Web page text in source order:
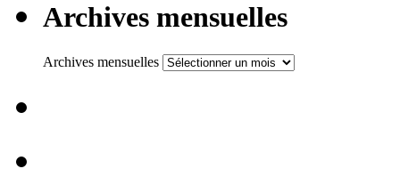
Archives mensuelles
Archives mensuelles